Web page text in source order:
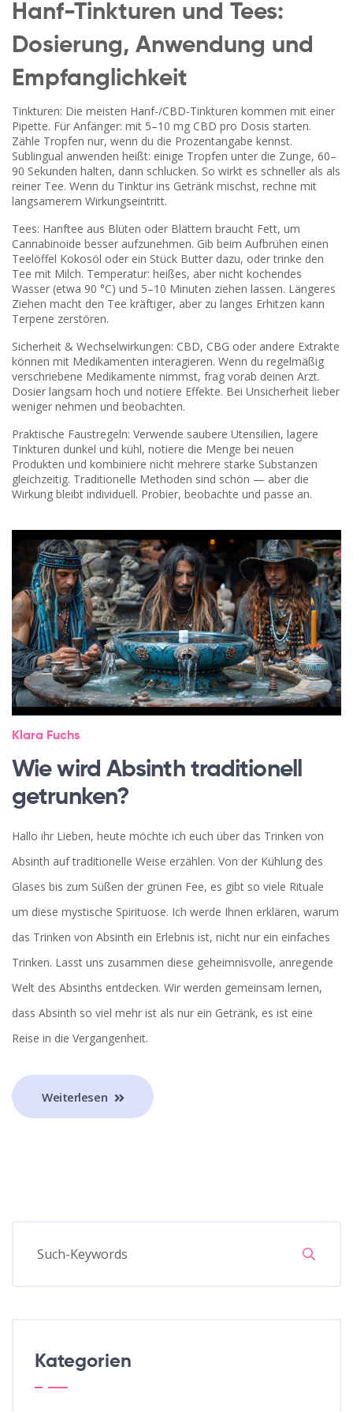
Hanf-Tinkturen und Tees:
Dosierung, Anwendung und
Empfanglichkeit
Tinkturen: Die meisten Hanf-/CBD-Tinkturen kommen mit einer
Pipette. Für Anfänger: mit 5–10 mg CBD pro Dosis starten.
Zähle Tropfen nur, wenn du die Prozentangabe kennst.
Sublingual anwenden heißt: einige Tropfen unter die Zunge, 60–
90 Sekunden halten, dann schlucken. So wirkt es schneller als als
reiner Tee. Wenn du Tinktur ins Getränk mischst, rechne mit
langsamerem Wirkungseintritt.
Tees: Hanftee aus Blüten oder Blättern braucht Fett, um
Cannabinoide besser aufzunehmen. Gib beim Aufbrühen einen
Teelöffel Kokosöl oder ein Stück Butter dazu, oder trinke den
Tee mit Milch. Temperatur: heißes, aber nicht kochendes
Wasser (etwa 90 °C) und 5–10 Minuten ziehen lassen. Längeres
Ziehen macht den Tee kräftiger, aber zu langes Erhitzen kann
Terpene zerstören.
Sicherheit & Wechselwirkungen: CBD, CBG oder andere Extrakte
können mit Medikamenten interagieren. Wenn du regelmäßig
verschriebene Medikamente nimmst, frag vorab deinen Arzt.
Dosier langsam hoch und notiere Effekte. Bei Unsicherheit lieber
weniger nehmen und beobachten.
Praktische Faustregeln: Verwende saubere Utensilien, lagere
Tinkturen dunkel und kühl, notiere die Menge bei neuen
Produkten und kombiniere nicht mehrere starke Substanzen
gleichzeitig. Traditionelle Methoden sind schön — aber die
Wirkung bleibt individuell. Probier, beobachte und passe an.
Klara Fuchs
Wie wird Absinth traditionell
getrunken?
Hallo ihr Lieben, heute möchte ich euch über das Trinken von
Absinth auf traditionelle Weise erzählen. Von der Kühlung des
Glases bis zum Süßen der grünen Fee, es gibt so viele Rituale
um diese mystische Spirituose. Ich werde Ihnen erklären, warum
das Trinken von Absinth ein Erlebnis ist, nicht nur ein einfaches
Trinken. Lasst uns zusammen diese geheimnisvolle, anregende
Welt des Absinths entdecken. Wir werden gemeinsam lernen,
dass Absinth so viel mehr ist als nur ein Getränk, es ist eine
Reise in die Vergangenheit.
Weiterlesen
Kategorien